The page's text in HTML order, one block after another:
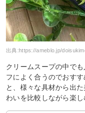
出典:https://ameblo.jp/
クリームスープの中で
フによく合うのでおす
と、様々な具材から出
わいを比較しながら楽し